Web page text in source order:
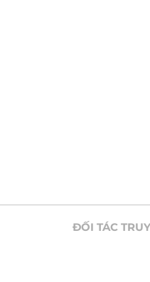
ĐỐI TÁC